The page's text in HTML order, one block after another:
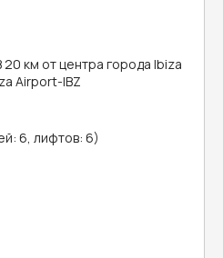
км от центра города Ibiza
Airport-IBZ
6, лифтов: 6)